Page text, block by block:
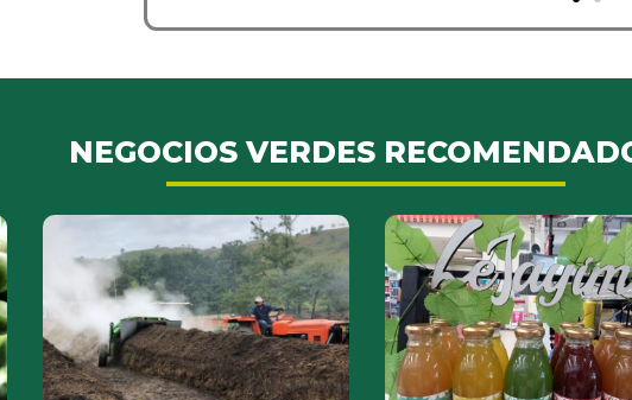
NEGOCIOS VERDES